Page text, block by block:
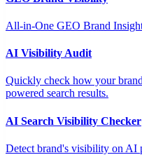
All-in-One GEO Brand
AI Visibility Audit
Quickly check how your
powered search results.
AI Search Visibility Checker
Detect brand's visibility on AI